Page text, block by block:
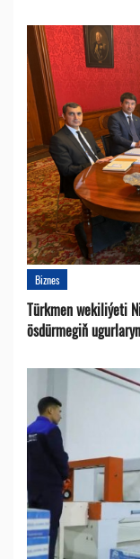
Biznes
Türkmen wekiliýeti
ösdürmegiň